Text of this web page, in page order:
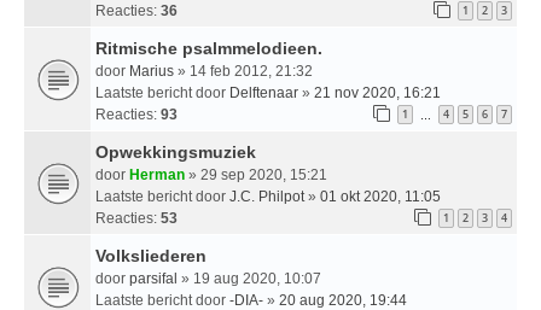
Reacties: 36 1 2 3
Ritmische psalmmelodieen.
door Marius » 14 feb 2012, 21:32
Laatste bericht door Delftenaar » 21 nov 2020, 16:21
Reacties: 93 1 … 4 5 6 7
Opwekkingsmuziek
door Herman » 29 sep 2020, 15:21
Laatste bericht door J.C. Philpot » 01 okt 2020, 11:05
Reacties: 53 1 2 3 4
Volksliederen
door parsifal » 19 aug 2020, 10:07
Laatste bericht door -DIA- » 20 aug 2020, 19:44